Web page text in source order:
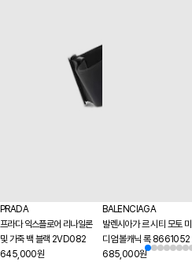
PRADA
프라다 익스플로어 리나일론
및 가죽 백 블랙 2VD082
645,000원
BALENCIAGA
발렌시아가 르 시티 모토 미
디엄 볼캐닉 록 8661052
685,000원